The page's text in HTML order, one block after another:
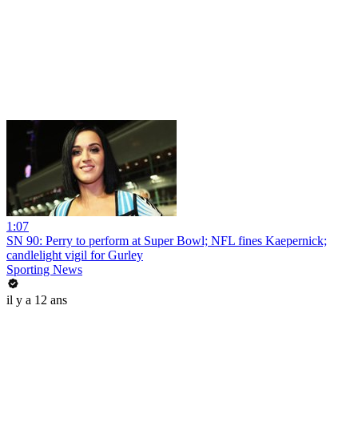
1:07
SN 90: Perry to perform at Super Bowl; NFL fines Kaepernick;
candlelight vigil for Gurley
Sporting News
il y a 12 ans